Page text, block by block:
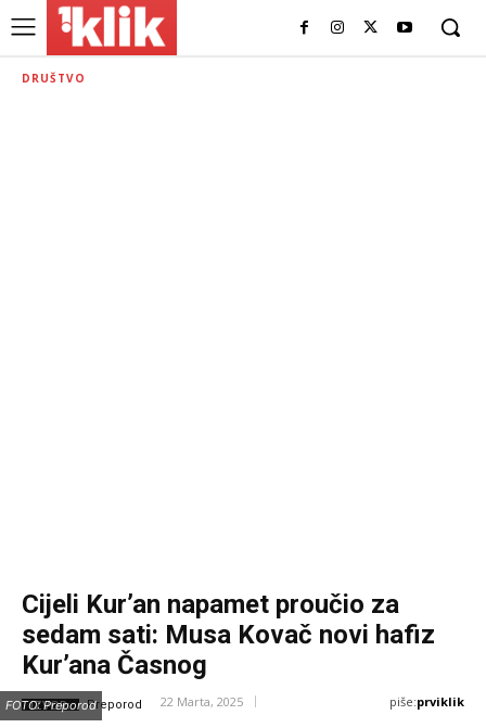
DRUŠTVO
Cijeli Kur’an napamet proučio za
sedam sati: Musa Kovač novi hafiz
Kur’ana Časnog
IZVOR: Preporod 22 Marta, 2025 piše:prviklik
FOTO: Preporod